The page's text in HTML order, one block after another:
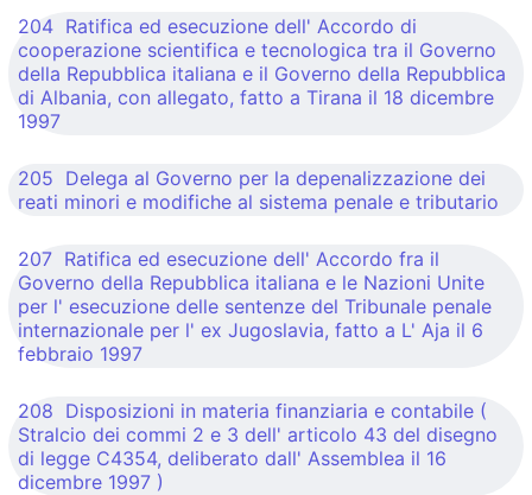
204 Ratifica ed esecuzione dell' Accordo di
cooperazione scientifica e tecnologica tra il Governo
della Repubblica italiana e il Governo della Repubblica
di Albania, con allegato, fatto a Tirana il 18 dicembre
1997
205 Delega al Governo per la depenalizzazione dei
reati minori e modifiche al sistema penale e tributario
207 Ratifica ed esecuzione dell' Accordo fra il
Governo della Repubblica italiana e le Nazioni Unite
per l' esecuzione delle sentenze del Tribunale penale
internazionale per l' ex Jugoslavia, fatto a L' Aja il 6
febbraio 1997
208 Disposizioni in materia finanziaria e contabile (
Stralcio dei commi 2 e 3 dell' articolo 43 del disegno
di legge C4354, deliberato dall' Assemblea il 16
dicembre 1997 )